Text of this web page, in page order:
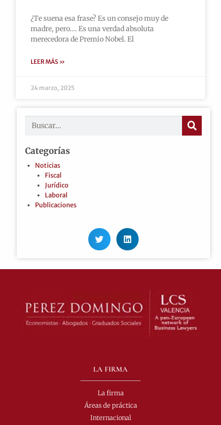
¿Te suena esa frase? Es un consejo muy de
madre, pero…. Es una verdad absoluta
merecedora de Premio Nobel. El
LEER MÁS »
24 marzo, 2025
Categorías
Noticias
Fiscal
Jurídico
Laboral
Publicaciones
LA FIRMA
La firma
Áreas de práctica
Internacional